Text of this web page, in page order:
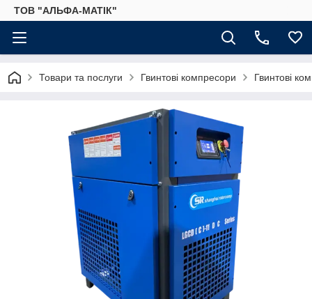
ТОВ "АЛЬФА-МАТІК"
Товари та послуги Гвинтові компресори Гвинтові